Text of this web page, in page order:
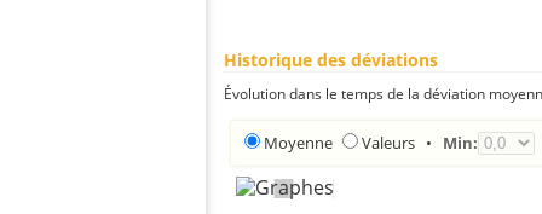
Historique des déviations
Évolution dans le temps de la déviation
Moyenne Valeurs • Min: